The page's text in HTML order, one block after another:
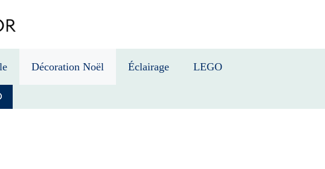
Décoration Noël Éclairage LEGO